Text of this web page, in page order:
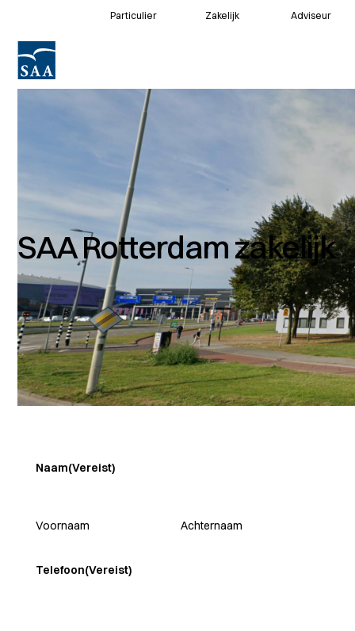
Particulier Zakelijk Adviseur
SAA Rotterdam zakelijk
Naam(Vereist)
Voornaam Achternaam
Telefoon(Vereist)